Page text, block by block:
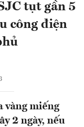
tụt gần 5
công điện
vàng miếng
2 ngày, nếu